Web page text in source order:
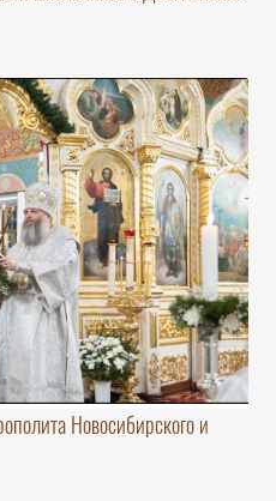
Новосибирского и